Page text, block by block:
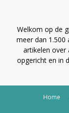
Welkom op de
meer dan 1.500
artikelen over
opgericht en in
Home